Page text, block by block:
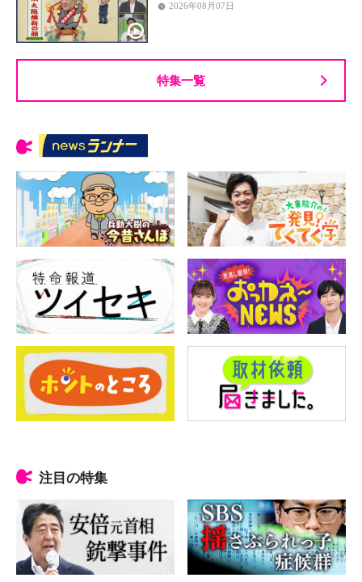
2026年08月07日
特集一覧
注目の特集